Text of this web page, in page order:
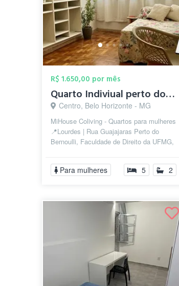
R$ 1.650,00 por mês
Quarto Indiviual perto do Bernoulli / Di...
Centro, Belo Horizonte - MG
MiHouse Coliving - Quartos para mulheres
📍Lourdes | Rua Guajajaras Perto do
Bernoulli, Faculdade de Direito da UFMG,
Para mulheres 5 2